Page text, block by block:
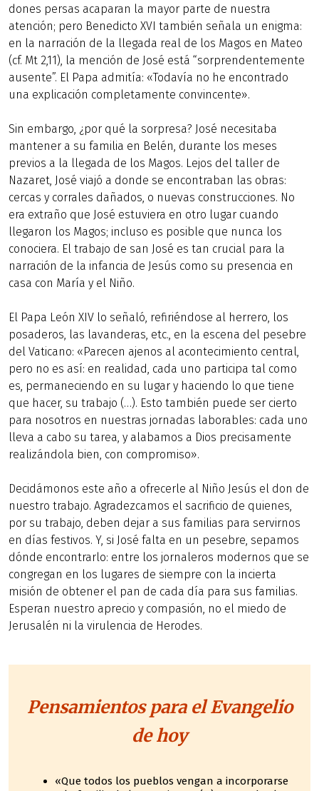
dones persas acaparan la mayor parte de nuestra
atención; pero Benedicto XVI también señala un enigma:
en la narración de la llegada real de los Magos en Mateo
(cf. Mt 2,11), la mención de José está “sorprendentemente
ausente”. El Papa admitía: «Todavía no he encontrado
una explicación completamente convincente».
Sin embargo, ¿por qué la sorpresa? José necesitaba
mantener a su familia en Belén, durante los meses
previos a la llegada de los Magos. Lejos del taller de
Nazaret, José viajó a donde se encontraban las obras:
cercas y corrales dañados, o nuevas construcciones. No
era extraño que José estuviera en otro lugar cuando
llegaron los Magos; incluso es posible que nunca los
conociera. El trabajo de san José es tan crucial para la
narración de la infancia de Jesús como su presencia en
casa con María y el Niño.
El Papa León XIV lo señaló, refiriéndose al herrero, los
posaderos, las lavanderas, etc., en la escena del pesebre
del Vaticano: «Parecen ajenos al acontecimiento central,
pero no es así: en realidad, cada uno participa tal como
es, permaneciendo en su lugar y haciendo lo que tiene
que hacer, su trabajo (…). Esto también puede ser cierto
para nosotros en nuestras jornadas laborables: cada uno
lleva a cabo su tarea, y alabamos a Dios precisamente
realizándola bien, con compromiso».
Decidámonos este año a ofrecerle al Niño Jesús el don de
nuestro trabajo. Agradezcamos el sacrificio de quienes,
por su trabajo, deben dejar a sus familias para servirnos
en días festivos. Y, si José falta en un pesebre, sepamos
dónde encontrarlo: entre los jornaleros modernos que se
congregan en los lugares de siempre con la incierta
misión de obtener el pan de cada día para sus familias.
Esperan nuestro aprecio y compasión, no el miedo de
Jerusalén ni la virulencia de Herodes.
Pensamientos para el Evangelio
de hoy
«Que todos los pueblos vengan a incorporarse